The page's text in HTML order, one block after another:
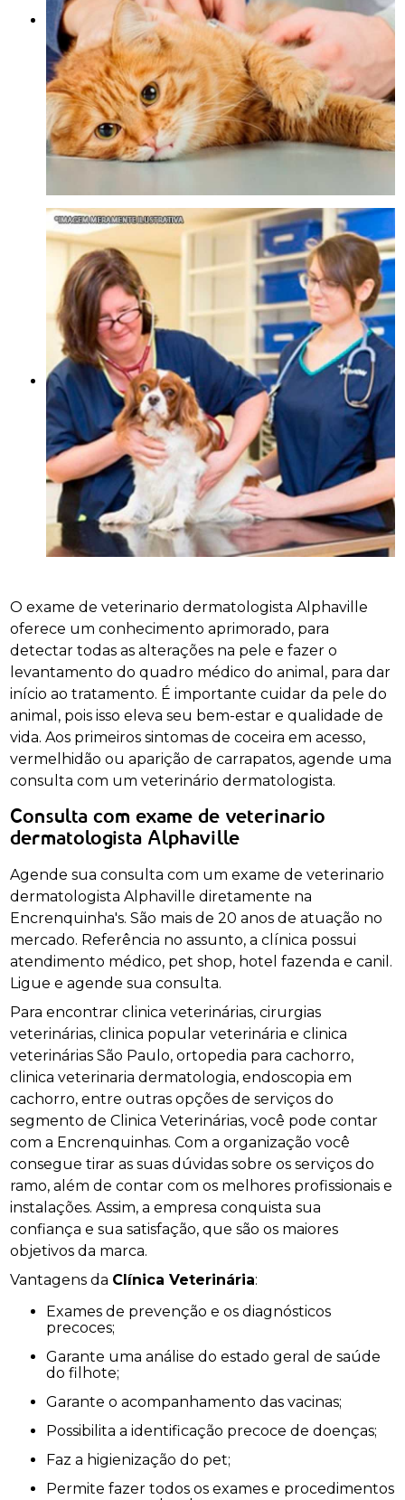
O exame de veterinario dermatologista Alphaville
oferece um conhecimento aprimorado, para
detectar todas as alterações na pele e fazer o
levantamento do quadro médico do animal, para dar
início ao tratamento. É importante cuidar da pele do
animal, pois isso eleva seu bem-estar e qualidade de
vida. Aos primeiros sintomas de coceira em acesso,
vermelhidão ou aparição de carrapatos, agende uma
consulta com um veterinário dermatologista.
Consulta com exame de veterinario
dermatologista Alphaville
Agende sua consulta com um exame de veterinario
dermatologista Alphaville diretamente na
Encrenquinha's. São mais de 20 anos de atuação no
mercado. Referência no assunto, a clínica possui
atendimento médico, pet shop, hotel fazenda e canil.
Ligue e agende sua consulta.
Para encontrar clinica veterinárias, cirurgias
veterinárias, clinica popular veterinária e clinica
veterinárias São Paulo, ortopedia para cachorro,
clinica veterinaria dermatologia, endoscopia em
cachorro, entre outras opções de serviços do
segmento de Clinica Veterinárias, você pode contar
com a Encrenquinhas. Com a organização você
consegue tirar as suas dúvidas sobre os serviços do
ramo, além de contar com os melhores profissionais e
instalações. Assim, a empresa conquista sua
confiança e sua satisfação, que são os maiores
objetivos da marca.
Vantagens da Clínica Veterinária:
Exames de prevenção e os diagnósticos
precoces;
Garante uma análise do estado geral de saúde
do filhote;
Garante o acompanhamento das vacinas;
Possibilita a identificação precoce de doenças;
Faz a higienização do pet;
Permite fazer todos os exames e procedimentos